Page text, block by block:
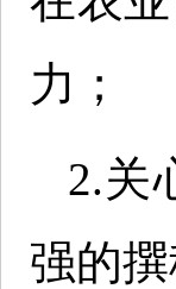
力；
2.关
强的